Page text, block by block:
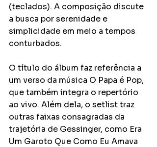
(teclados). A composição discute
a busca por serenidade e
simplicidade em meio a tempos
conturbados.
O título do álbum faz referência a
um verso da música O Papa é Pop,
que também integra o repertório
ao vivo. Além dela, o setlist traz
outras faixas consagradas da
trajetória de Gessinger, como Era
Um Garoto Que Como Eu Amava